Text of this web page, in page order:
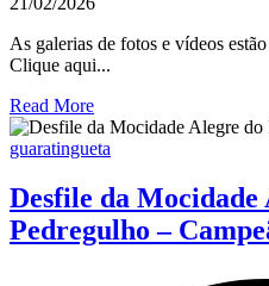
As galerias de fotos e vídeos
Clique aqui...
Read More
guaratingueta
Desfile da Mocidade
Pedregulho –